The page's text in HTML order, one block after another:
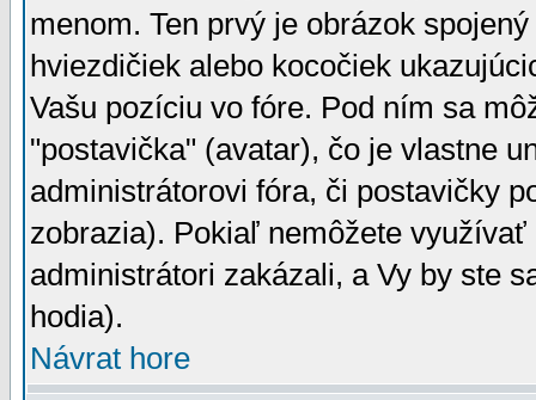
menom. Ten prvý je obrázok
hviezdičiek alebo kocočiek
Vašu pozíciu vo fóre. Pod ním sa
"postavička" (avatar), čo je vlastne
administrátorovi fóra, či postavičky
zobrazia). Pokiaľ nemôžete
administrátori zakázali, a Vy by ste
hodia).
Návrat hore